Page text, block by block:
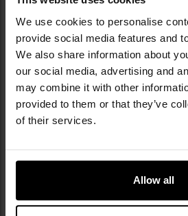
We use cookies to personalise
provide social media features and
We also share information about
our social media, advertising and
may combine it with other
provided to them or that they’ve
of their services.
Allow all
NAJWAŻNIEJSZE
mankiet zapinany na rzep
dobra przyczepność podczas